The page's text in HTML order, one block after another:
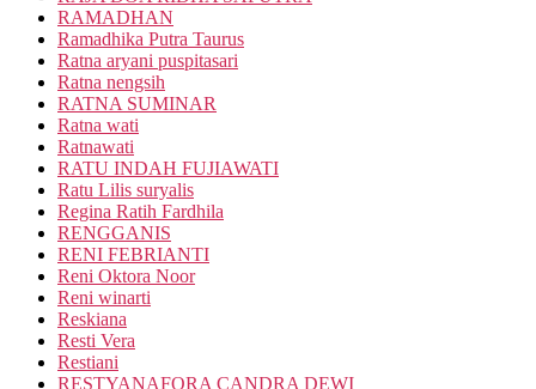
RAMADHAN
Ramadhika Putra Taurus
Ratna aryani puspitasari
Ratna nengsih
RATNA SUMINAR
Ratna wati
Ratnawati
RATU INDAH FUJIAWATI
Ratu Lilis suryalis
Regina Ratih Fardhila
RENGGANIS
RENI FEBRIANTI
Reni Oktora Noor
Reni winarti
Reskiana
Resti Vera
Restiani
RESTYANAFORA CANDRA DEWI